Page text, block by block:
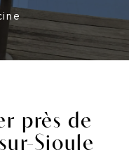
près de
Sioule